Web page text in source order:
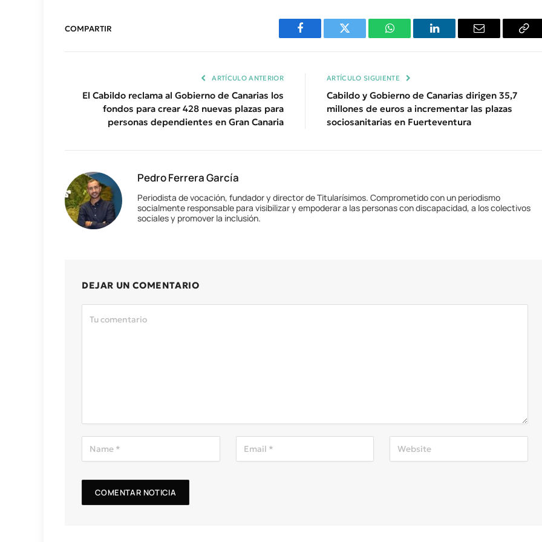
COMPARTIR
Facebook Twitter WhatsAppLinkedIn Email
ARTÍCULO ANTERIOR
El Cabildo reclama al Gobierno de Canarias los
fondos para crear 428 nuevas plazas para
personas dependientes en Gran Canaria
ARTÍCULO SIGUIENTE
Cabildo y Gobierno de Canarias dirigen 35,7
millones de euros a incrementar las plazas
sociosanitarias en Fuerteventura
Pedro Ferrera García
Periodista de vocación, fundador y director de Titularísimos. Comprometido con un periodismo
socialmente responsable para visibilizar y empoderar a las personas con discapacidad, a los colectivos
sociales y promover la inclusión.
DEJAR UN COMENTARIO